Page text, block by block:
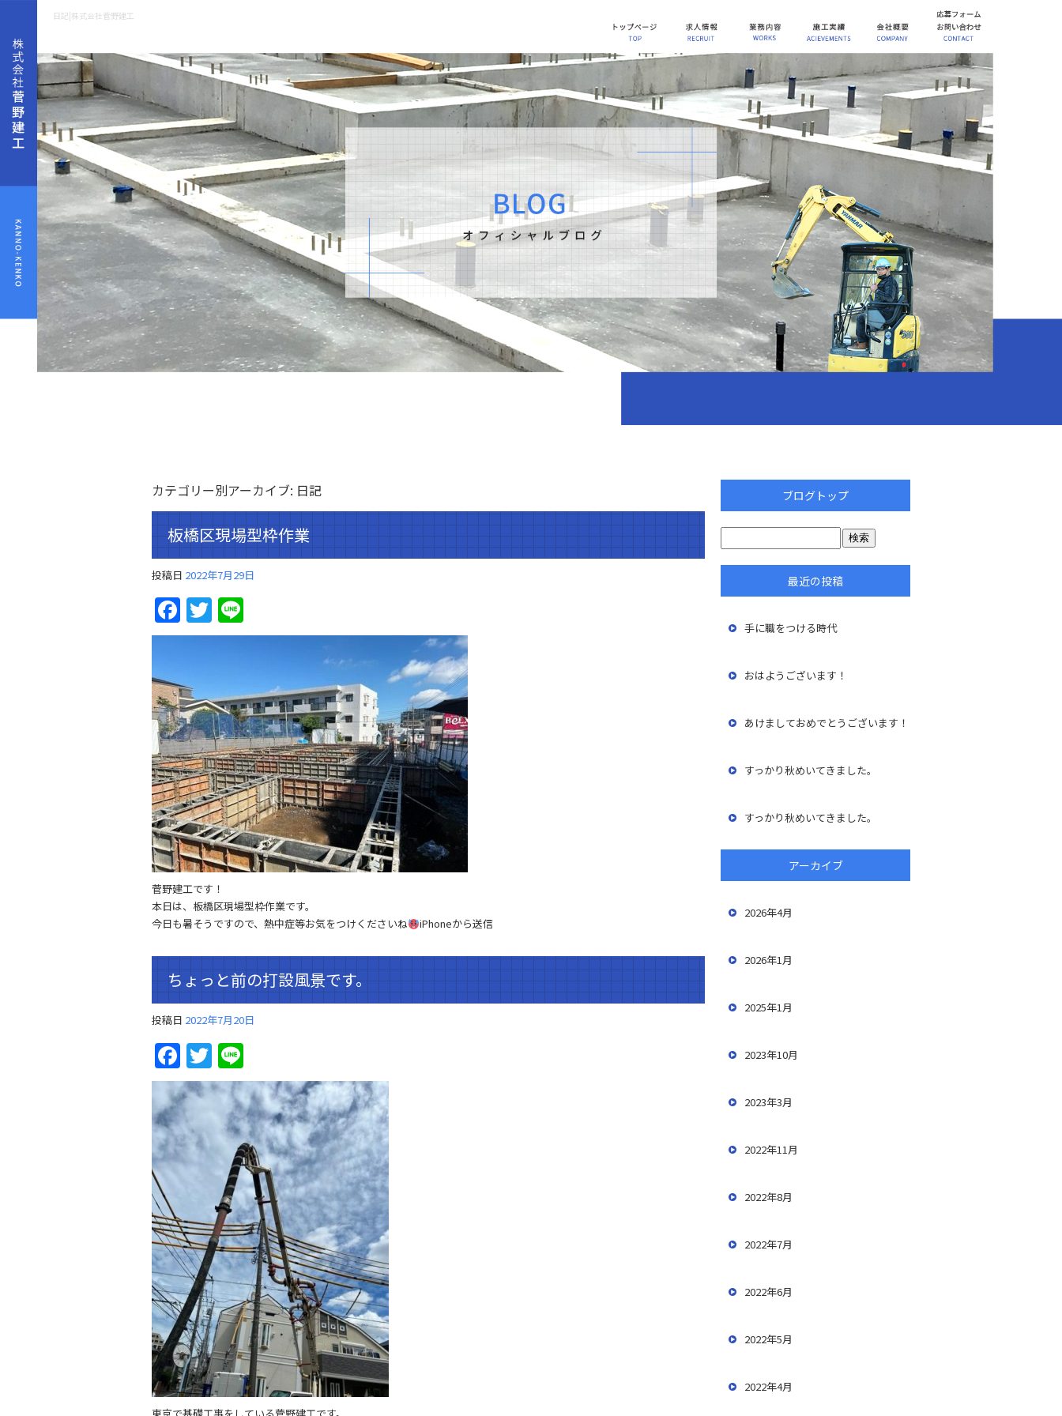
日記|株式会社菅野建工
カテゴリー別アーカイブ: 日記
板橋区現場型枠作業
投稿日 2022年7月29日
Facebook
Twitter
菅野建工です！
本日は、板橋区現場型枠作業です。
今日も暑そうですので、熱中症等お気をつけくださいね
iPhoneから送信
ちょっと前の打設風景です。
投稿日 2022年7月20日
Facebook
Twitter
ブログトップ
最近の投稿
手に職をつける時代
おはようございます！
あけましておめでとうございます！
すっかり秋めいてきました。
すっかり秋めいてきました。
アーカイブ
2026年4月
2026年1月
2025年1月
2023年10月
2023年3月
2022年11月
2022年8月
2022年7月
2022年6月
2022年5月
2022年4月